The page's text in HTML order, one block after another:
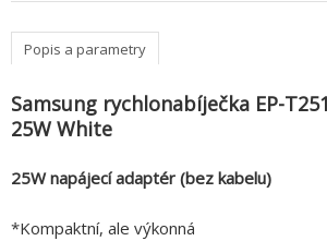
Popis a parametry
Samsung rychlonabíječka EP-
25W White
25W napájecí adaptér (bez kabelu)
*Kompaktní, ale výkonná